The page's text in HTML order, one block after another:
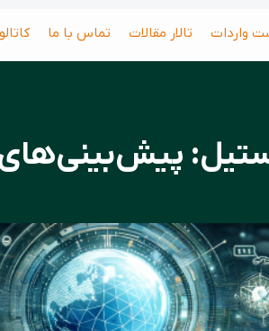
واردات تالار مقالات تماس با ما
پیش‌بینی‌های